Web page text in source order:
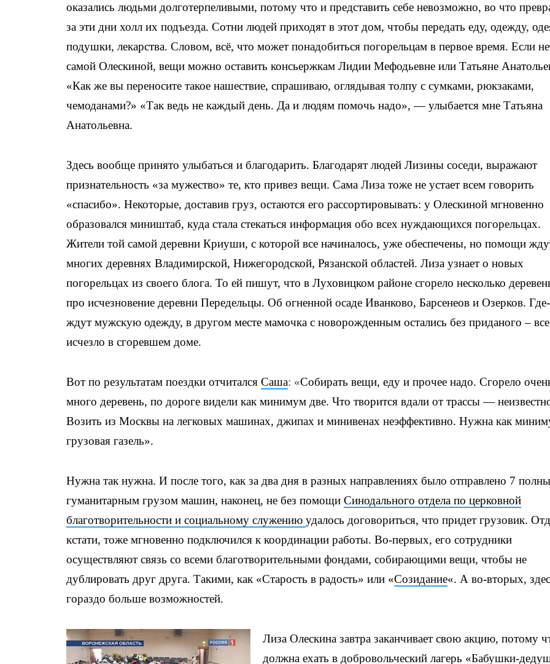
оказались людьми долготерпеливыми, потому что и представить себе невозможно, во что
за эти дни холл их подъезда. Сотни людей приходят в этот дом, чтобы передать еду, одежду,
подушки, лекарства. Словом, всё, что может понадобиться погорельцам в первое время. Если
самой Олескиной, вещи можно оставить консьержкам Лидии Мефодьевне или Татьяне
«Как же вы переносите такое нашествие, спрашиваю, оглядывая толпу с сумками, рюкзаками,
чемоданами?» «Так ведь не каждый день. Да и людям помочь надо», — улыбается мне Татьяна
Анатольевна.
Здесь вообще принято улыбаться и благодарить. Благодарят людей Лизины соседи, выражают
признательность «за мужество» те, кто привез вещи. Сама Лиза тоже не устает всем говорить
«спасибо». Некоторые, доставив груз, остаются его рассортировывать: у Олескиной мгновенно
образовался миништаб, куда стала стекаться информация обо всех нуждающихся погорельцах.
Жители той самой деревни Криуши, с которой все начиналось, уже обеспечены, но помощи
многих деревнях Владимирской, Нижегородской, Рязанской областей. Лиза узнает о новых
погорельцах из своего блога. То ей пишут, что в Луховицком районе сгорело несколько
про исчезновение деревни Передельцы. Об огненной осаде Иванково, Барсенеов и Озерков.
ждут мужскую одежду, в другом месте мамочка с новорожденным остались без приданого – все
исчезло в сгоревшем доме.
Вот по результатам поездки отчитался Саша: «Собирать вещи, еду и прочее надо. Сгорело
много деревень, по дороге видели как минимум две. Что творится вдали от трассы —
Возить из Москвы на легковых машинах, джипах и минивенах неэффективно. Нужна как
грузовая газель».
Нужна так нужна. И после того, как за два дня в разных направлениях было отправлено 7
гуманитарным грузом машин, наконец, не без помощи Cинодального отдела по церковной
благотворительности и социальному служению удалось договориться, что придет грузовик.
кстати, тоже мгновенно подключился к координации работы. Во-первых, его сотрудники
осуществляют связь со всеми благотворительными фондами, собирающими вещи, чтобы не
дублировать друг друга. Такими, как «Старость в радость» или «Созидание«. А во-вторых,
гораздо больше возможностей.
Лиза Олескина завтра заканчивает свою акцию, потому
должна ехать в добровольческий лагерь «Бабушки-